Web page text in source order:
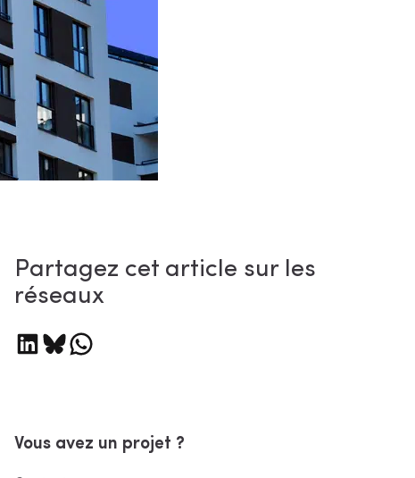
Partagez cet article sur les
réseaux
Partager sur LinkedIn Partager sur Bluesky Partager sur WhatsApp
Vous avez un projet ?